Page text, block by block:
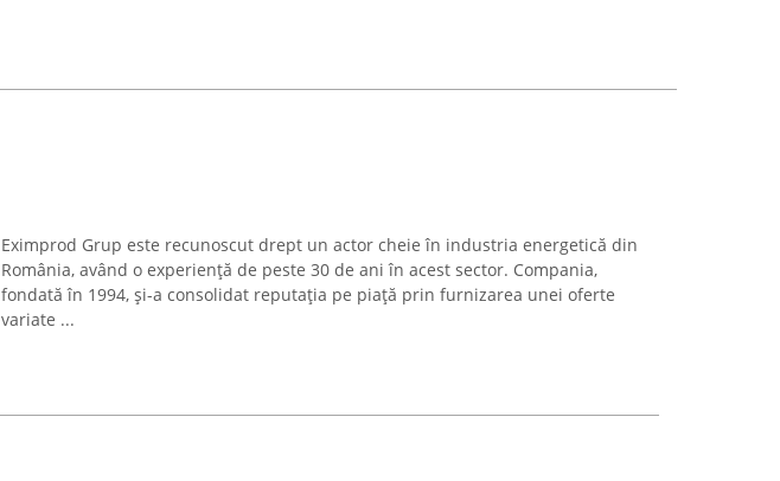
Eximprod Grup este recunoscut drept un actor cheie în industria energetică din
România, având o experiență de peste 30 de ani în acest sector. Compania,
fondată în 1994, și-a consolidat reputația pe piață prin furnizarea unei oferte
variate ...